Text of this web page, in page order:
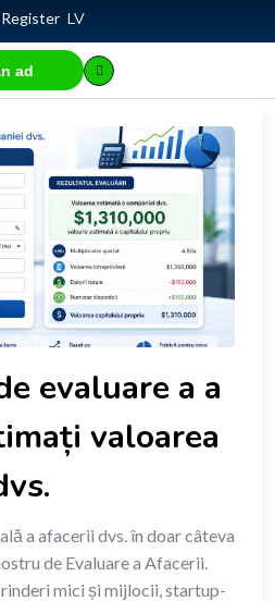
Register LV
ad
evaluare a a
valoarea
a afacerii dvs. în doar câteva
de Evaluare a Afacerii.
mici și mijlocii, startup-